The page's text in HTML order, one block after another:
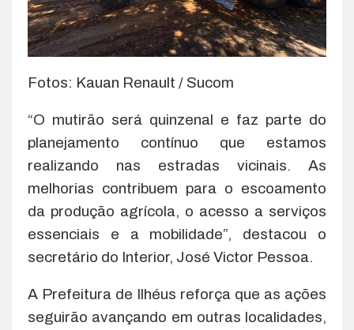
Fotos: Kauan Renault / Sucom
“O mutirão será quinzenal e faz parte do
planejamento contínuo que estamos
realizando nas estradas vicinais. As
melhorias contribuem para o escoamento
da produção agrícola, o acesso a serviços
essenciais e a mobilidade”, destacou o
secretário do Interior, José Victor Pessoa.
A Prefeitura de Ilhéus reforça que as ações
seguirão avançando em outras localidades,